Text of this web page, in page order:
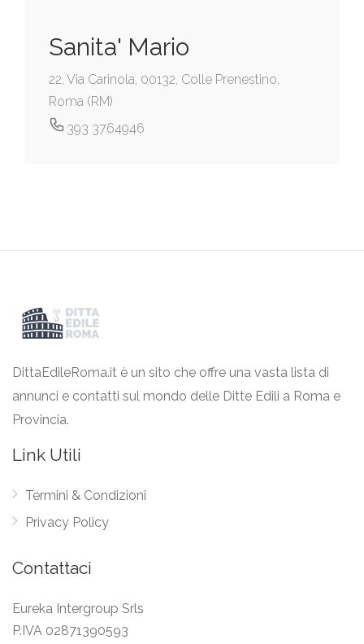
Sanita' Mario
22, Via Carinola, 00132, Colle Prenestino,
Roma (RM)
393 3764946
DittaEdileRoma.it è un sito che offre una vasta lista di
annunci e contatti sul mondo delle Ditte Edili a Roma e
Provincia.
Link Utili
Termini & Condizioni
Privacy Policy
Contattaci
Eureka Intergroup Srls
P.IVA 02871390593